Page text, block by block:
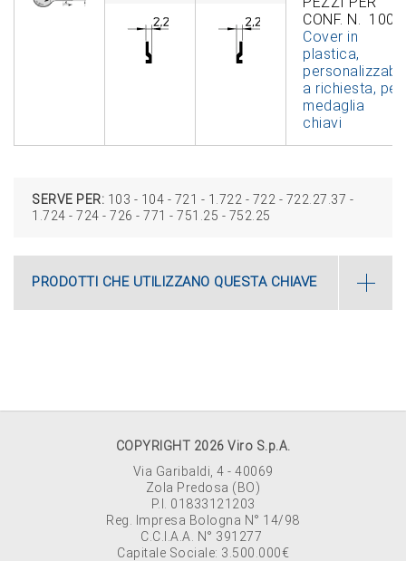
CONF. N. 100
Cover in
plastica,
a richiesta, per
medaglia
chiavi
SERVE PER: 103 ‑ 104 ‑ 721 ‑ 1.722 ‑ 722 ‑ 722.27.37 ‑
1.724 ‑ 724 ‑ 726 ‑ 771 ‑ 751.25 ‑ 752.25
PRODOTTI CHE UTILIZZANO QUESTA CHIAVE
COPYRIGHT 2026 Viro S.p.A.
Via Garibaldi, 4 - 40069
Zola Predosa (BO)
P.I. 01833121203
Reg. Impresa Bologna N° 14/98
C.C.I.A.A. N° 391277
Capitale Sociale: 3.500.000€